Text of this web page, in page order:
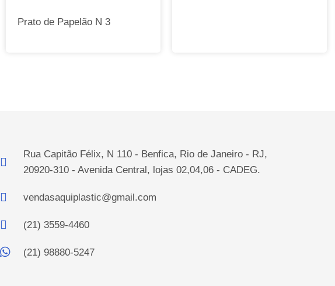
Prato de Papelão N 3
Rua Capitão Félix, N 110 - Benfica, Rio de Janeiro - RJ,
20920-310 - Avenida Central, lojas 02,04,06 - CADEG.
vendasaquiplastic@gmail.com
(21) 3559-4460
(21) 98880-5247